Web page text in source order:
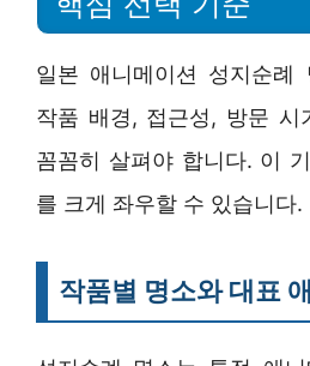
일본 애니메이션 성지순례
작품 배경, 접근성, 방문 시
꼼꼼히 살펴야 합니다. 이
를 크게 좌우할 수 있습니다.
작품별 명소와 대표